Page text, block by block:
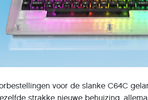
voor de slanke C64C
strakke nieuwe behuizing,